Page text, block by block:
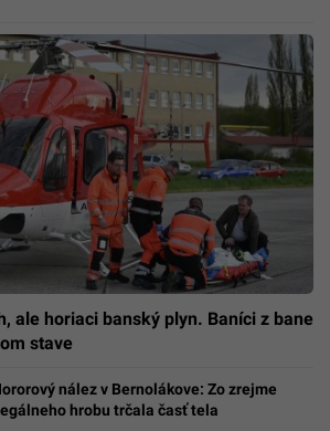
ale horiaci banský plyn. Baníci z bane
stave
nález v Bernolákove: Zo zrejme
hrobu trčala časť tela